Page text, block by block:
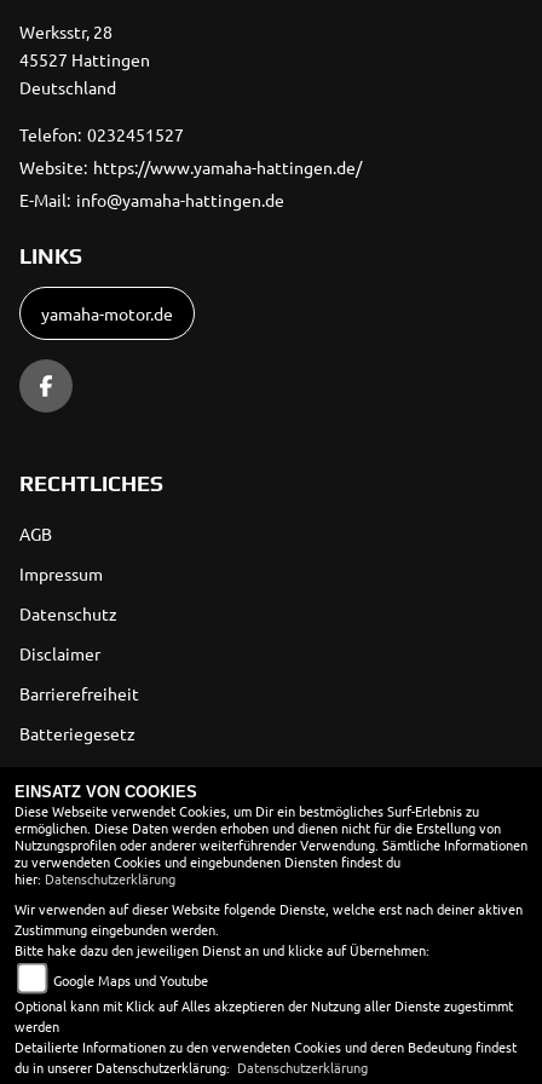
Werksstr, 28
45527 Hattingen
Deutschland
Telefon: 0232451527
Website: https://www.yamaha-hattingen.de/
E-Mail: info@yamaha-hattingen.de
LINKS
yamaha-motor.de
RECHTLICHES
AGB
Impressum
Datenschutz
Disclaimer
Barrierefreiheit
Batteriegesetz
ÖFFNUNGSZEITEN
Montag:
09:00 - 18:00
Dienstag:
09:00 - 18:00
Mittwoch:
09:00 - 13:00
Donnerstag:
09:00 - 18:00
Freitag:
09:00 - 18:00
Samstag:
10:00 - 13:00
Sonntag:
geschlossen
EINSATZ VON COOKIES
Diese Webseite verwendet Cookies, um Dir ein bestmögliches Surf-Erlebnis zu
ermöglichen. Diese Daten werden erhoben und dienen nicht für die Erstellung von
Nutzungsprofilen oder anderer weiterführender Verwendung. Sämtliche Informationen
zu verwendeten Cookies und eingebundenen Diensten findest du
hier: Datenschutzerklärung
Wir verwenden auf dieser Website folgende Dienste, welche erst nach deiner aktiven
Zustimmung eingebunden werden.
Bitte hake dazu den jeweiligen Dienst an und klicke auf Übernehmen:
Google Maps und Youtube
Optional kann mit Klick auf Alles akzeptieren der Nutzung aller Dienste zugestimmt
werden
Detailierte Informationen zu den verwendeten Cookies und deren Bedeutung findest
du in unserer Datenschutzerklärung: Datenschutzerklärung